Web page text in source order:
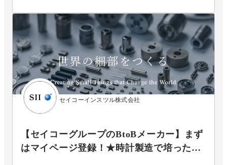
セイコーインスツル株式会社
【セイコーグループのBtoBメーカー】まず
はマイページ登録！★時計製造で培った技